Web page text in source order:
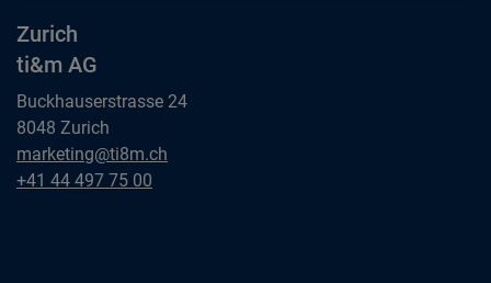
Zurich
ti&m AG
Buckhauserstrasse 24
8048 Zurich
Zurich
ti&m AG
marketing@ti8m.ch
Zurich
+41 44 497 75 00